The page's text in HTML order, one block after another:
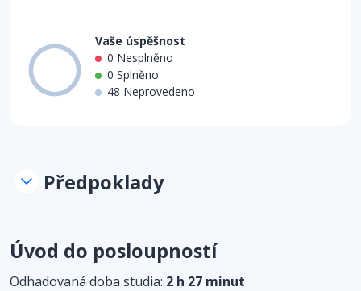
Vaše úspěšnost
0 Nesplněno
0 Splněno
48 Neprovedeno
Předpoklady
Úvod do posloupností
Odhadovaná doba studia: 2 h 27 minut